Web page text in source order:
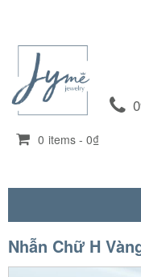
0 items - 0₫
Nhẫn Chữ H